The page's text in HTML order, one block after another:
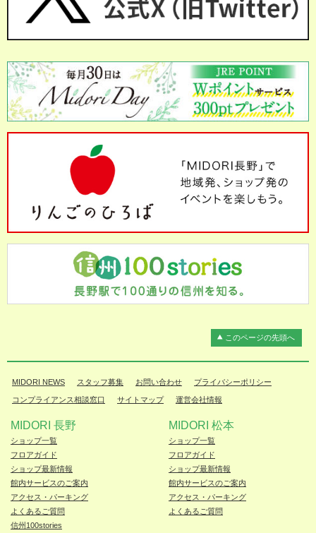
このページの先頭へ
MIDORI NEWS スタッフ募集 お問い合わせ プライバシーポリシー
コンプライアンス相談窓口 サイトマップ 運営会社情報
MIDORI 長野
ショップ一覧
フロアガイド
ショップ最新情報
館内サービスのご案内
アクセス・パーキング
よくあるご質問
信州100stories
MIDORI 松本
ショップ一覧
フロアガイド
ショップ最新情報
館内サービスのご案内
アクセス・パーキング
よくあるご質問